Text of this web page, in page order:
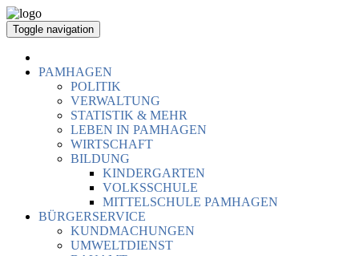
Toggle navigation
PAMHAGEN
POLITIK
VERWALTUNG
STATISTIK & MEHR
LEBEN IN PAMHAGEN
WIRTSCHAFT
BILDUNG
KINDERGARTEN
VOLKSSCHULE
MITTELSCHULE PAMHAGEN
BÜRGERSERVICE
KUNDMACHUNGEN
UMWELTDIENST